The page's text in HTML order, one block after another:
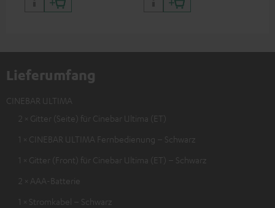
Lieferumfang
CINEBAR ULTIMA
2 × Gitter (Seite) für Cinebar Ultima (ET)
1 × CINEBAR ULTIMA Fernbedienung – Schwarz
1 × Gitter (Front) für Cinebar Ultima (ET) – Schwarz
2 × AAA-Batterie
1 × Stromkabel – Schwarz